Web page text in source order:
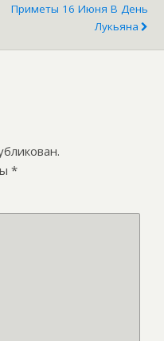
Приметы 16 Июня В День
Лукьяна
*